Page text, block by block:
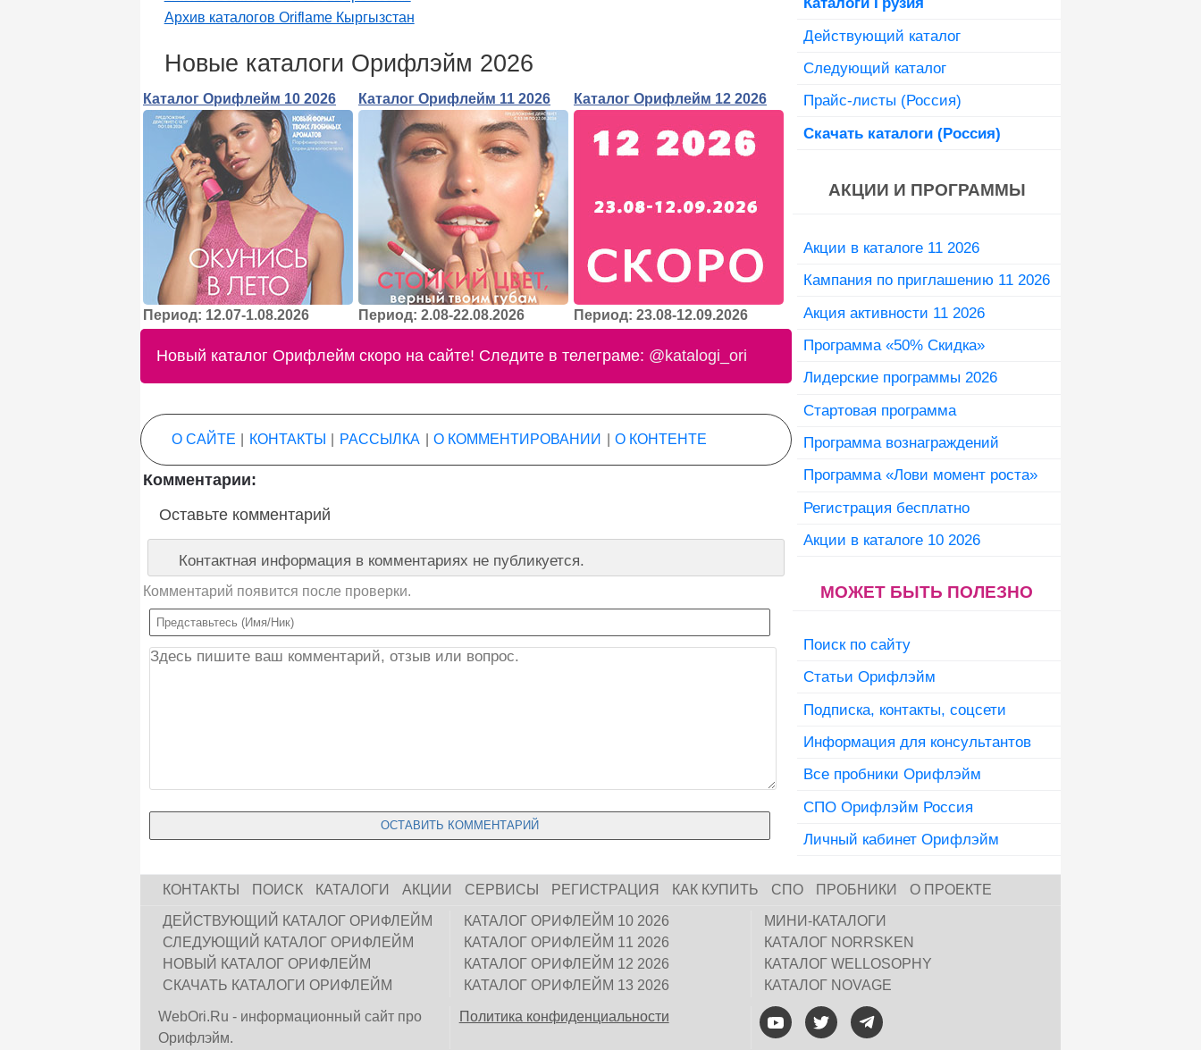
Архив каталогов Oriflame Кыргызстан
Новые каталоги Орифлэйм 2026
Каталог Орифлейм 10 2026
Период: 12.07-1.08.2026
Каталог Орифлейм 11 2026
Период: 2.08-22.08.2026
Каталог Орифлейм 12 2026
Период: 23.08-12.09.2026
Новый каталог Орифлейм скоро на сайте! Следите в телеграме: @katalogi_ori
О САЙТЕ КОНТАКТЫ РАССЫЛКА О КОММЕНТИРОВАНИИ О КОНТЕНТЕ
Комментарии:
Оставьте комментарий
Контактная информация в комментариях не публикуется.
Комментарий появится после проверки.
Действующий каталог
Следующий каталог
Прайс-листы (Россия)
Скачать каталоги (Россия)
АКЦИИ И ПРОГРАММЫ
Акции в каталоге 11 2026
Кампания по приглашению 11 2026
Акция активности 11 2026
Программа «50% Скидка»
Лидерские программы 2026
Стартовая программа
Программа вознаграждений
Программа «Лови момент роста»
Регистрация бесплатно
Акции в каталоге 10 2026
МОЖЕТ БЫТЬ ПОЛЕЗНО
Поиск по сайту
Статьи Орифлэйм
Подписка, контакты, соцсети
Информация для консультантов
Все пробники Орифлэйм
СПО Орифлэйм Россия
Личный кабинет Орифлэйм
КОНТАКТЫ ПОИСК КАТАЛОГИ АКЦИИ СЕРВИСЫ РЕГИСТРАЦИЯ КАК КУПИТЬ СПО ПРОБНИКИ О ПРОЕКТЕ
ДЕЙСТВУЮЩИЙ КАТАЛОГ ОРИФЛЕЙМ
СЛЕДУЮЩИЙ КАТАЛОГ ОРИФЛЕЙМ
НОВЫЙ КАТАЛОГ ОРИФЛЕЙМ
СКАЧАТЬ КАТАЛОГИ ОРИФЛЕЙМ
КАТАЛОГ ОРИФЛЕЙМ 10 2026
КАТАЛОГ ОРИФЛЕЙМ 11 2026
КАТАЛОГ ОРИФЛЕЙМ 12 2026
КАТАЛОГ ОРИФЛЕЙМ 13 2026
МИНИ-КАТАЛОГИ
КАТАЛОГ NORRSKEN
КАТАЛОГ WELLOSOPHY
КАТАЛОГ NOVAGE
WebOri.Ru - информационный сайт про
Орифлэйм.
Политика конфиденциальности